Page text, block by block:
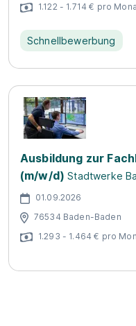
1.122 - 1.714 € pro
Schnellbewerbung
Ausbildung zur
(m/w/d) Stadtwerke
01.09.2026
76534 Baden-Baden
1.293 - 1.464 € pro